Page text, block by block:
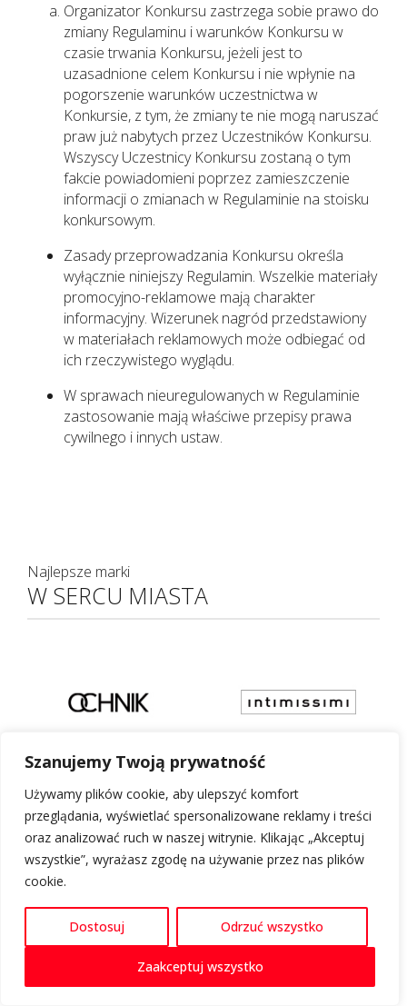
Szanujemy Twoją prywatność
Używamy plików cookie, aby ulepszyć komfort
przeglądania, wyświetlać spersonalizowane reklamy i treści
oraz analizować ruch w naszej witrynie. Klikając „Akceptuj
wszystkie”, wyrażasz zgodę na używanie przez nas plików
cookie.
Dostosuj Odrzuć wszystko
Zaakceptuj wszystko
Organizator Konkursu zastrzega sobie prawo do
zmiany Regulaminu i warunków Konkursu w
czasie trwania Konkursu, jeżeli jest to
uzasadnione celem Konkursu i nie wpłynie na
pogorszenie warunków uczestnictwa w
Konkursie, z tym, że zmiany te nie mogą naruszać
praw już nabytych przez Uczestników Konkursu.
Wszyscy Uczestnicy Konkursu zostaną o tym
fakcie powiadomieni poprzez zamieszczenie
informacji o zmianach w Regulaminie na stoisku
konkursowym.
Zasady przeprowadzania Konkursu określa
wyłącznie niniejszy Regulamin. Wszelkie materiały
promocyjno-reklamowe mają charakter
informacyjny. Wizerunek nagród przedstawiony
w materiałach reklamowych może odbiegać od
ich rzeczywistego wyglądu.
W sprawach nieuregulowanych w Regulaminie
zastosowanie mają właściwe przepisy prawa
cywilnego i innych ustaw.
Najlepsze marki
W SERCU MIASTA
Restauracje Rozrywka